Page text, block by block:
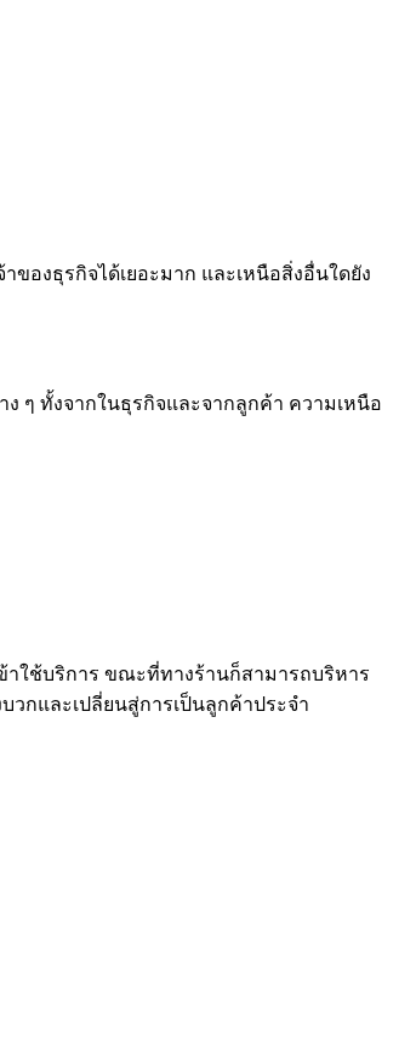
องธุรกิจได้เยอะมาก และเหนือสิ่งอื่นใดยัง
ๆ ทั้งจากในธุรกิจและจากลูกค้า ความเหนือ
าใช้บริการ ขณะที่ทางร้านก็สามารถบริหาร
วกและเปลี่ยนสู่การเป็นลูกค้าประจำ